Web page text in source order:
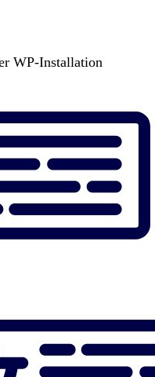
WP-Installation